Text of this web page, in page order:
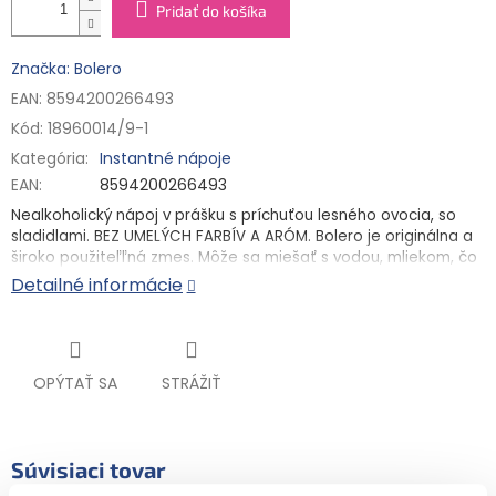
Pridať do košíka
Značka: Bolero
EAN: 8594200266493
Kód: 18960014/9-1
Kategória: Instantné nápoje
EAN: 8594200266493
Nealkoholický nápoj v prášku s príchuťou lesného ovocia, so
sladidlami. BEZ UMELÝCH FARBÍV A ARÓM. Bolero je originálna a
široko použiteľľná zmes. Môže sa miešať s vodou, mliekom, čo
je obľúbené najmä u detí, a dokonca aj s alkoholom, čo
obľubujú dospelí. Návod na prípravu: obsah vrecúška
BENEFITY:
Detailné informácie
OPÝTAŤ SA STRÁŽIŤ
Súvisiaci tovar